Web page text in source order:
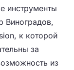
инструменты
Виноградов,
к которой
за
из